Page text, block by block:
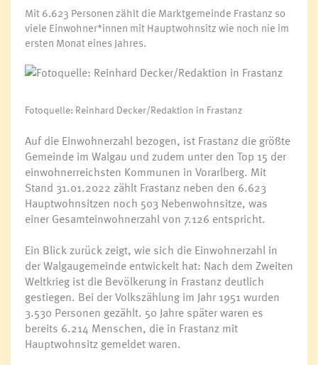
Mit 6.623 Personen zählt die Marktgemeinde Frastanz so
viele Einwohner*innen mit Hauptwohnsitz wie noch nie im
ersten Monat eines Jahres.
Fotoquelle: Reinhard Decker/Redaktion in Frastanz
Auf die Einwohnerzahl bezogen, ist Frastanz die größte
Gemeinde im Walgau und zudem unter den Top 15 der
einwohnerreichsten Kommunen in Vorarlberg. Mit
Stand 31.01.2022 zählt Frastanz neben den 6.623
Hauptwohnsitzen noch 503 Nebenwohnsitze, was
einer Gesamteinwohnerzahl von 7.126 entspricht.
Ein Blick zurück zeigt, wie sich die Einwohnerzahl in
der Walgaugemeinde entwickelt hat: Nach dem Zweiten
Weltkrieg ist die Bevölkerung in Frastanz deutlich
gestiegen. Bei der Volkszählung im Jahr 1951 wurden
3.530 Personen gezählt. 50 Jahre später waren es
bereits 6.214 Menschen, die in Frastanz mit
Hauptwohnsitz gemeldet waren.